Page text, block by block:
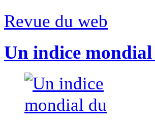
Revue du web
Un indice